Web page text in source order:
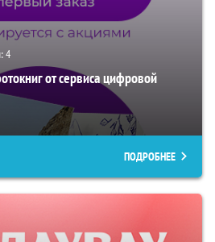
4
от сервиса цифровой
ПОДРОБНЕЕ